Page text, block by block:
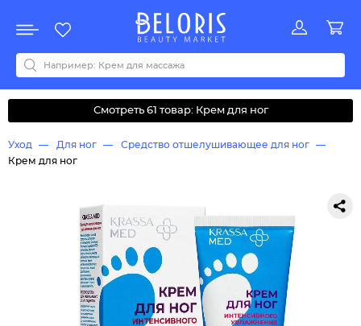
Акции
Все бренды
0-9ABCDEFGHIJKLMNOPQRSTUVWYZАБВДЗИМОКЛНПРСТУФ
Смотреть 61 товар: Крем для ног
Уход Для ног
Средство отшелушивающее для ног
Крем для ног